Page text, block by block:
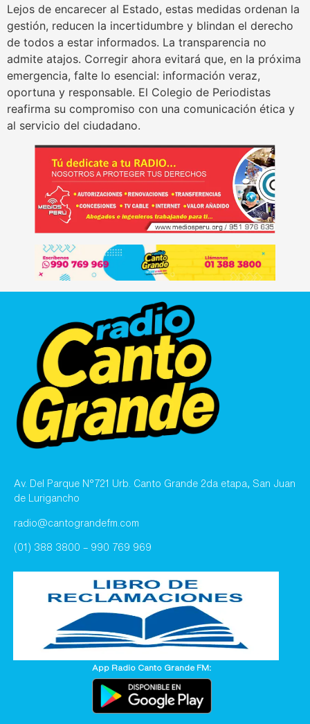
Lejos de encarecer al Estado, estas medidas ordenan la
gestión, reducen la incertidumbre y blindan el derecho
de todos a estar informados. La transparencia no
admite atajos. Corregir ahora evitará que, en la próxima
emergencia, falte lo esencial: información veraz,
oportuna y responsable. El Colegio de Periodistas
reafirma su compromiso con una comunicación ética y
al servicio del ciudadano.
Av. Del Parque N°721 Urb. Canto Grande 2da etapa, San Juan
de Lurigancho
radio@cantograndefm.com
(01) 388 3800 – 990 769 969
App Radio Canto Grande FM: